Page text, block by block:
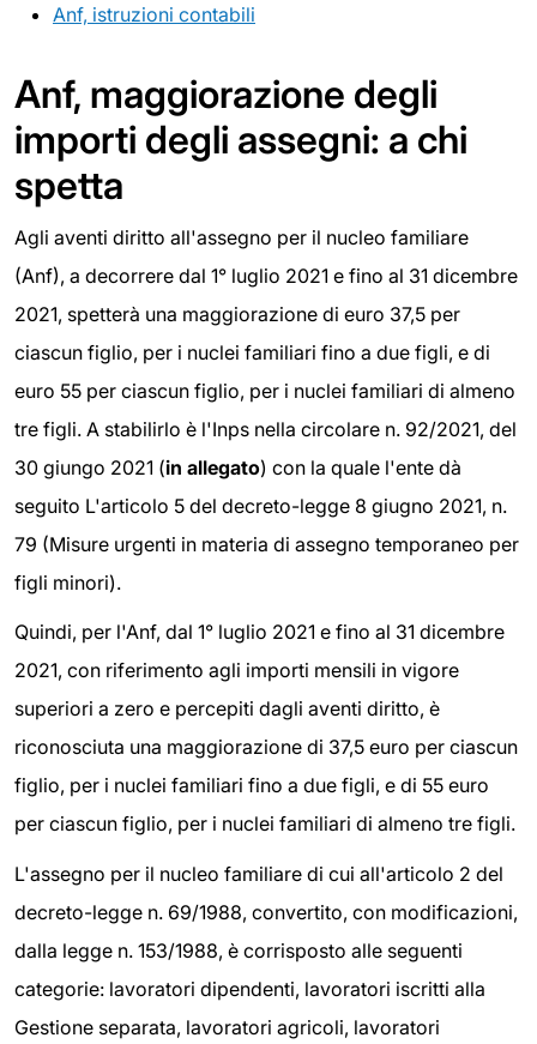
Anf, istruzioni contabili
Anf, maggiorazione degli
importi degli assegni: a chi
spetta
Agli aventi diritto all'assegno per il nucleo familiare
(Anf), a decorrere dal 1° luglio 2021 e fino al 31 dicembre
2021, spetterà una maggiorazione di euro 37,5 per
ciascun figlio, per i nuclei familiari fino a due figli, e di
euro 55 per ciascun figlio, per i nuclei familiari di almeno
tre figli. A stabilirlo è l'Inps nella circolare n. 92/2021, del
30 giungo 2021 (in allegato) con la quale l'ente dà
seguito L'articolo 5 del decreto-legge 8 giugno 2021, n.
79 (Misure urgenti in materia di assegno temporaneo per
figli minori).
Quindi, per l'Anf, dal 1° luglio 2021 e fino al 31 dicembre
2021, con riferimento agli importi mensili in vigore
superiori a zero e percepiti dagli aventi diritto, è
riconosciuta una maggiorazione di 37,5 euro per ciascun
figlio, per i nuclei familiari fino a due figli, e di 55 euro
per ciascun figlio, per i nuclei familiari di almeno tre figli.
L'assegno per il nucleo familiare di cui all'articolo 2 del
decreto-legge n. 69/1988, convertito, con modificazioni,
dalla legge n. 153/1988, è corrisposto alle seguenti
categorie: lavoratori dipendenti, lavoratori iscritti alla
Gestione separata, lavoratori agricoli, lavoratori